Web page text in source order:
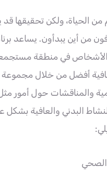
من الحياة، ولكن تحقيقها قد
من أين يبدأون. يساعد
في منطقة
أفضل من خلال مجموعة
والمناقشات حول أمور
البدني والعافية
الصحي